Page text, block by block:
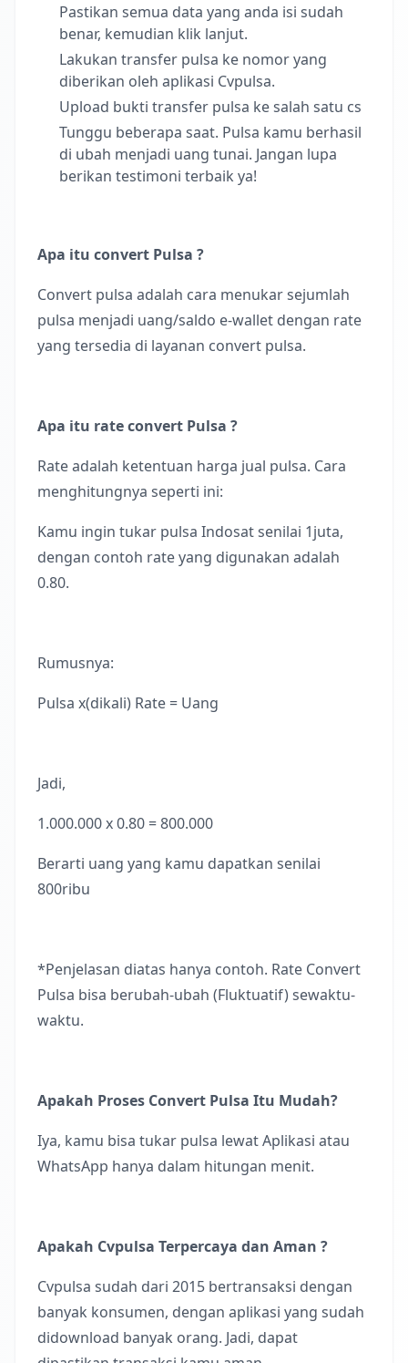
Pastikan semua data yang anda isi sudah
benar, kemudian klik lanjut.
Lakukan transfer pulsa ke nomor yang
diberikan oleh aplikasi Cvpulsa.
Upload bukti transfer pulsa ke salah satu cs
Tunggu beberapa saat. Pulsa kamu berhasil
di ubah menjadi uang tunai. Jangan lupa
berikan testimoni terbaik ya!
Apa itu convert Pulsa ?
Convert pulsa adalah cara menukar sejumlah
pulsa menjadi uang/saldo e-wallet dengan rate
yang tersedia di layanan convert pulsa.
Apa itu rate convert Pulsa ?
Rate adalah ketentuan harga jual pulsa. Cara
menghitungnya seperti ini:
Kamu ingin tukar pulsa Indosat senilai 1juta,
dengan contoh rate yang digunakan adalah
0.80.
Rumusnya:
Pulsa x(dikali) Rate = Uang
Jadi,
1.000.000 x 0.80 = 800.000
Berarti uang yang kamu dapatkan senilai
800ribu
*Penjelasan diatas hanya contoh. Rate Convert
Pulsa bisa berubah-ubah (Fluktuatif) sewaktu-
waktu.
Apakah Proses Convert Pulsa Itu Mudah?
Iya, kamu bisa tukar pulsa lewat Aplikasi atau
WhatsApp hanya dalam hitungan menit.
Apakah Cvpulsa Terpercaya dan Aman ?
Cvpulsa sudah dari 2015 bertransaksi dengan
banyak konsumen, dengan aplikasi yang sudah
didownload banyak orang. Jadi, dapat